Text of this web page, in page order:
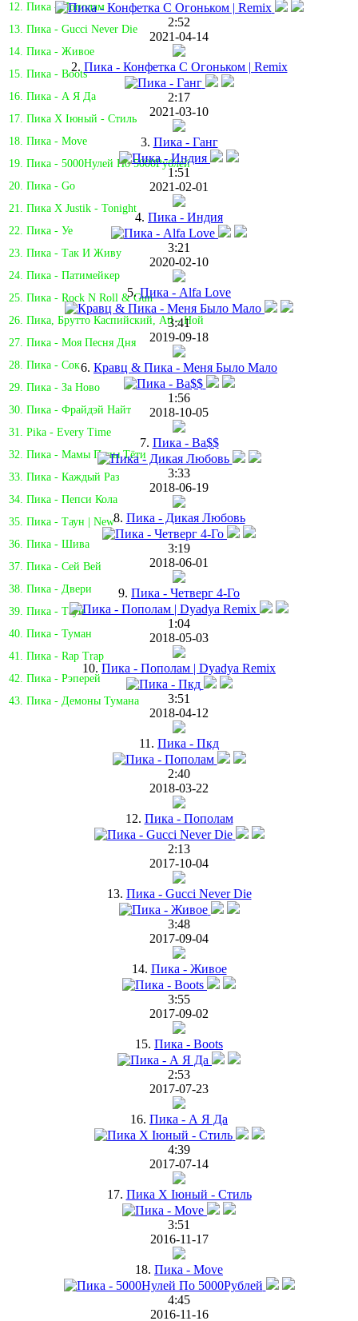
12. Пика - Пополам
13. Пика - Gucci Never Die
14. Пика - Живое
15. Пика - Boots
16. Пика - А Я Да
17. Пика Х Iюный - Стиль
18. Пика - Move
19. Пика - 5000Нулей По 5000Рублей
20. Пика - Go
21. Пика X Justik - Tonight
22. Пика - Уе
23. Пика - Так И Живу
24. Пика - Патимейкер
25. Пика - Rock N Roll & Gun
26. Пика, Брутто Каспийский, Atl - Ной
27. Пика - Моя Песня Дня
28. Пика - Сок
29. Пика - За Ново
30. Пика - Фрайдэй Найт
31. Pika - Every Time
32. Пика - Мамы Папы Тёти
33. Пика - Каждый Раз
34. Пика - Пепси Кола
35. Пика - Таун | New
36. Пика - Шива
37. Пика - Сей Вей
38. Пика - Двери
39. Пика - Таун
40. Пика - Туман
41. Пика - Rap Trap
42. Пика - Рэперей
43. Пика - Демоны Тумана
2:52
2021-04-14
2. Пика - Конфетка С Огоньком | Remix
2:17
2021-03-10
3. Пика - Ганг
1:51
2021-02-01
4. Пика - Индия
3:21
2020-02-10
5.Пика - Alfa Love
3:41
2019-09-18
6. Кравц & Пика - Меня Было Мало
1:56
2018-10-05
7. Пика - Ba$$
3:33
2018-06-19
8. Пика - Дикая Любовь
3:19
2018-06-01
9. Пика - Четверг 4-Го
1:04
2018-05-03
10. Пика - Пополам | Dyadya Remix
3:51
2018-04-12
11. Пика - Пкд
2:40
2018-03-22
12. Пика - Пополам
2:13
2017-10-04
13. Пика - Gucci Never Die
3:48
2017-09-04
14. Пика - Живое
3:55
2017-09-02
15. Пика - Boots
2:53
2017-07-23
16. Пика - А Я Да
4:39
2017-07-14
17. Пика Х Iюный - Стиль
3:51
2016-11-17
18. Пика - Move
4:45
2016-11-16